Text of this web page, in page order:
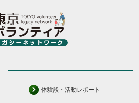
体験談・活動レポート